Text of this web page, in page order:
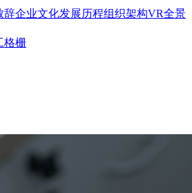
辞企业文化发展历程组织架构VR全景
格栅